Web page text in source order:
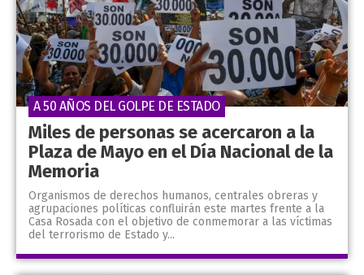
Miles de personas se acercaron a la
Plaza de Mayo en el Día Nacional de la
Memoria
Organismos de derechos humanos, centrales obreras y
agrupaciones políticas confluirán este martes frente a la
Casa Rosada con el objetivo de conmemorar a las víctimas
del terrorismo de Estado y...
A 50 AÑOS DEL GOLPE DE ESTADO